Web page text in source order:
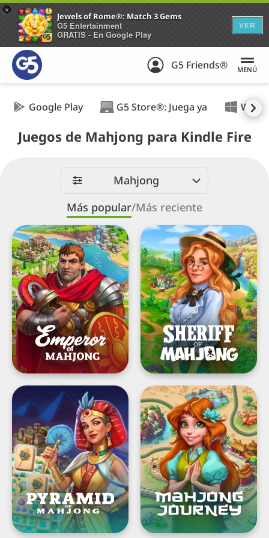
Jewels of Rome®: Match 3 Gems
G5 Entertainment
GRATIS - En Google Play
VER
+
G5 Friends® MENÚ
Google Play G5 Store®: Juega ya
Juegos de Mahjong para Kindle Fire
Mahjong
Más popular/Más reciente
Emperor
of
Mahjong®:
Deluxe
classic
chinese
game
Sheriff
of
Mahjong®:
Solitaire
Pyramid
of
Mahjong!
Classic
Mahjong
Journey®:
Real
Majong